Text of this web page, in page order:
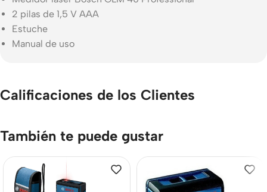
2 pilas de 1,5 V AAA
Estuche
Manual de uso
Calificaciones de los Clientes
También te puede gustar